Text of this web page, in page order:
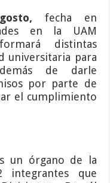
fecha en
en la UAM
distintas
universitaria para
de darle
por parte de
el cumplimiento
un órgano de la
integrantes que